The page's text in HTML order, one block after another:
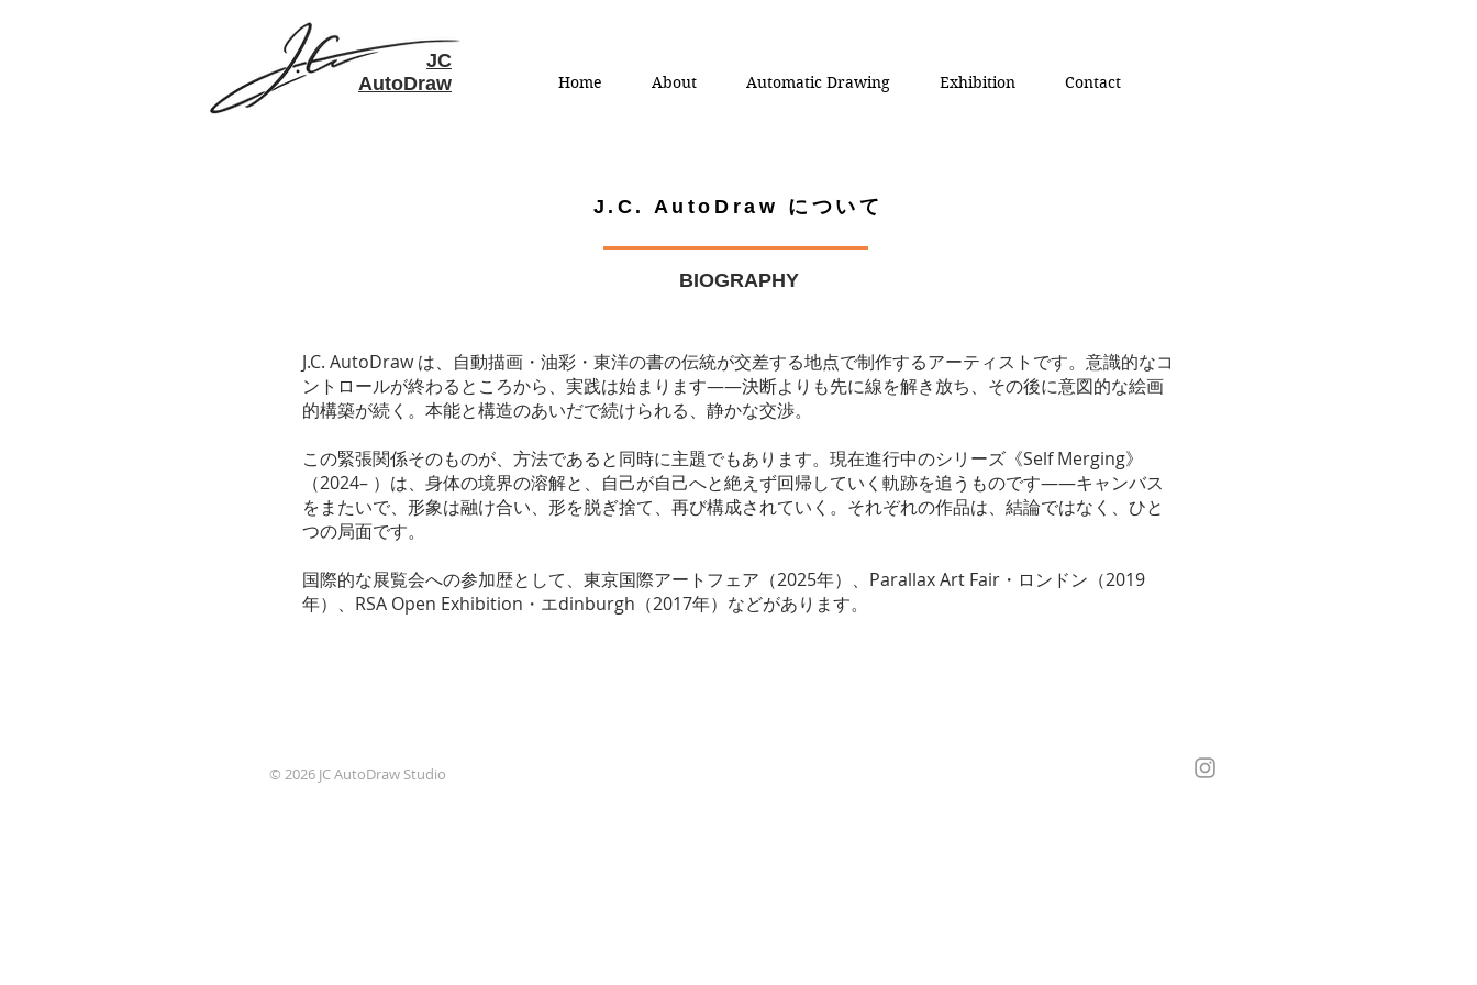
JC
AutoDraw
Home About Automatic Drawing Exhibition Contact
J.C. AutoDraw について
BIOGRAPHY
J.C. AutoDraw は、自動描画・油彩・東洋の書の伝統が交差する地点で制作するアーティストです。意識的なコ
ントロールが終わるところから、実践は始まります――決断よりも先に線を解き放ち、その後に意図的な絵画
的構築が続く。本能と構造のあいだで続けられる、静かな交渉。
この緊張関係そのものが、方法であると同時に主題でもあります。現在進行中のシリーズ《Self Merging》
（2024– ）は、身体の境界の溶解と、自己が自己へと絶えず回帰していく軌跡を追うものです――キャンバス
をまたいで、形象は融け合い、形を脱ぎ捨て、再び構成されていく。それぞれの作品は、結論ではなく、ひと
つの局面です。
国際的な展覧会への参加歴として、東京国際アートフェア（2025年）、Parallax Art Fair・ロンドン（2019
年）、RSA Open Exhibition・エdinburgh（2017年）などがあります。
© 2026 JC AutoDraw Studio